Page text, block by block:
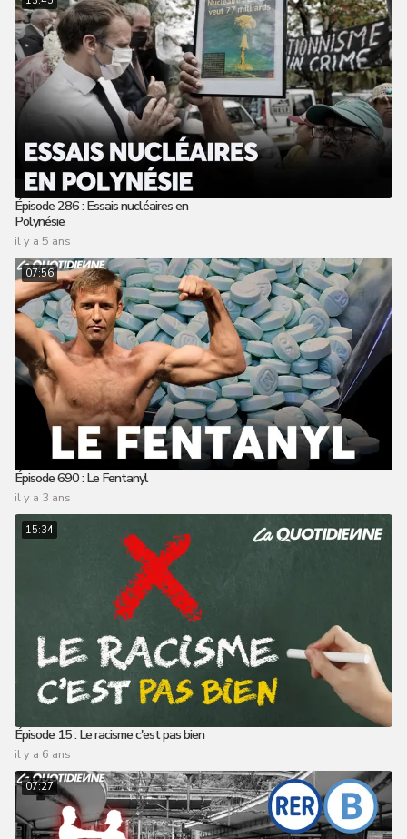
Épisode 286 : Essais nucléaires en
Polynésie
il y a 5 ans
07:56
Épisode 690 : Le Fentanyl
il y a 3 ans
15:34
Épisode 15 : Le racisme c'est pas bien
il y a 6 ans
07:27